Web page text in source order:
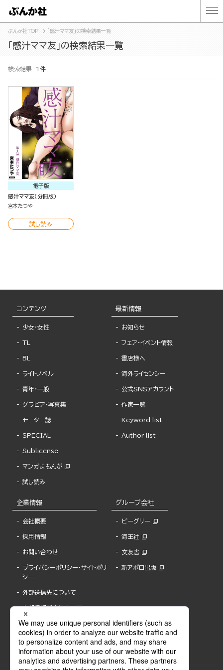
ぶんか社TOP 「感汁ママ友」の検索結果一覧
「感汁ママ友」の検索結果一覧
検索結果 1件
電子版
感汁ママ友（分冊版）
宮本たつや
試し読み
コンテンツ
少女・女性
TL
BL
ライトノベル
青年・一般
グラビア・写真集
モーター誌
SPECIAL
Sublicense
マンガよもんが
試し読み
最新情報
お知らせ
フェア・イベント情報
書店様へ
海外ライセンシー
公式SNSアカウント
作家一覧
Keyword list
Author list
企業情報
会社概要
採用情報
お問い合わせ
プライバシーポリシー・サイトポリ
シー
外部送信先について
内部通報制度について
グループ会社
ビーグリー
海王社
文友舎
新アポロ出版